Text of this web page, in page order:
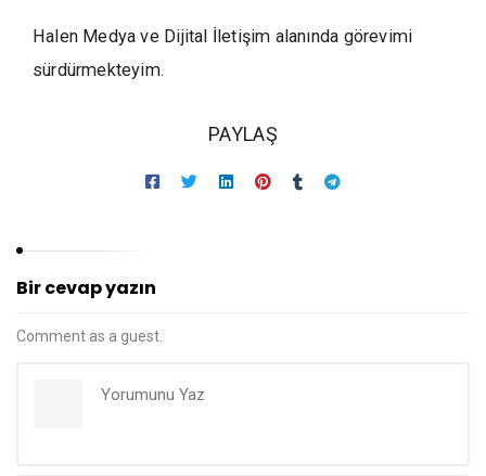
Halen Medya ve Dijital İletişim alanında görevimi
sürdürmekteyim.
PAYLAŞ
Bir cevap yazın
Comment as a guest.